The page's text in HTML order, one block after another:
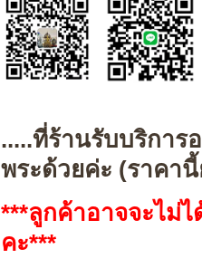
.....ที่ร้านรับบริการ
พระด้วยค่ะ (ราคา
***ลูกค้าอาจจะไม่
คะ***